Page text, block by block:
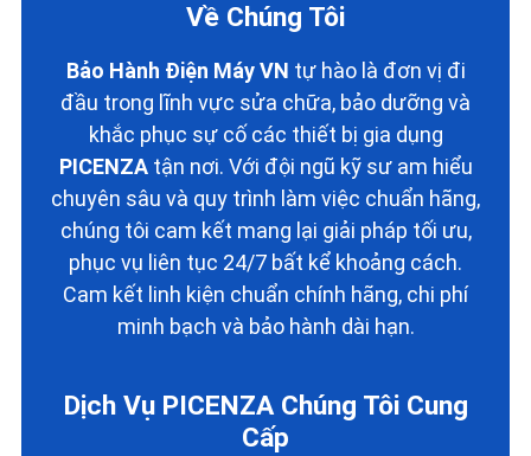
Về Chúng Tôi
Bảo Hành Điện Máy VN tự hào là đơn vị đi
đầu trong lĩnh vực sửa chữa, bảo dưỡng và
khắc phục sự cố các thiết bị gia dụng
PICENZAtận nơi. Với đội ngũ kỹ sư am hiểu
chuyên sâu và quy trình làm việc chuẩn hãng,
chúng tôi cam kết mang lại giải pháp tối ưu,
phục vụ liên tục 24/7 bất kể khoảng cách.
Cam kết linh kiện chuẩn chính hãng, chi phí
minh bạch và bảo hành dài hạn.
Dịch Vụ PICENZA Chúng Tôi Cung
Cấp